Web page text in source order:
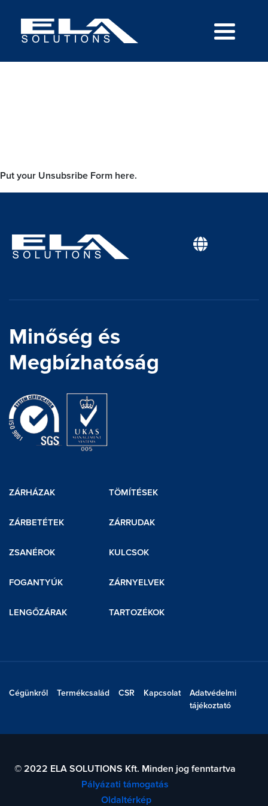
Put your Unsubsribe Form here.
Minőség és
Megbízhatóság
ZÁRHÁZAK
ZÁRBETÉTEK
ZSANÉROK
FOGANTYÚK
LENGŐZÁRAK
TÖMÍTÉSEK
ZÁRRUDAK
KULCSOK
ZÁRNYELVEK
TARTOZÉKOK
Cégünkről Termékcsalád CSR Kapcsolat
Adatvédelmi
tájékoztató
© 2022 ELA SOLUTIONS Kft. Minden jog fenntartva
Pályázati támogatás
Oldaltérkép